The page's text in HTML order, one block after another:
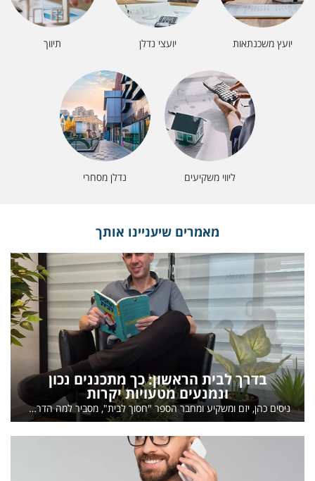
יועץ משכנתאות יועצי נדלן תיווך
ליווי משקיעים נדלן מסחרי
מאמרים שיעניינו אותך
בדרך לבית הראשון: כך מתכננים נכון
ונמנעים מטעויות יקרות
ניסים כהן, יזם ומשקיע ומחבר הספר "חסוך לבית", מסביר למה הדרך לדירה הראשונה מתחילה הרבה לפני החיפוש, אילו בדיקות חשוב לבצע ומתי כדאי להיעזר באנשי מקצוע